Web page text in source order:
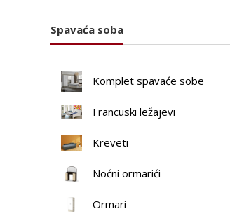
Spavaća soba
Komplet spavaće sobe
Francuski ležajevi
Kreveti
Noćni ormarići
Ormari